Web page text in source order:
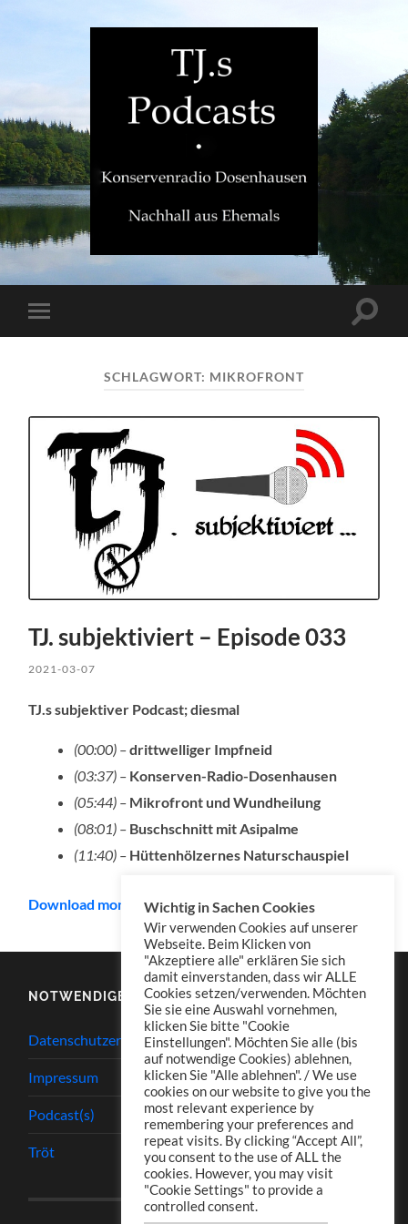
TJ.s
Mobile-
Menü
SCHLAGWORT: MIKROFRONT
TJ. subjektiviert – Episode 033
2021-03-07
TJ.s subjektiver Podcast; diesmal
(00:00) –drittwelliger Impfneid
(03:37) – Konserven-Radio-Dosenhausen
(05:44) – Mikrofront und Wundheilung
(08:01) – Buschschnitt mit Asipalme
(11:40) – Hüttenhölzernes Naturschauspiel
Download mono
NOTWENDIGES
Datenschutzerklärung
Impressum
Podcast(s)
Tröt
Wichtig in Sachen Cookies
Wir verwenden Cookies auf unserer
Webseite. Beim Klicken von
"Akzeptiere alle" erklären Sie sich
damit einverstanden, dass wir ALLE
Cookies setzen/verwenden. Möchten
Sie sie eine Auswahl vornehmen,
klicken Sie bitte "Cookie
Einstellungen". Möchten Sie alle (bis
auf notwendige Cookies) ablehnen,
klicken Sie "Alle ablehnen". / We use
cookies on our website to give you the
most relevant experience by
remembering your preferences and
repeat visits. By clicking “Accept All”,
you consent to the use of ALL the
cookies. However, you may visit
"Cookie Settings" to provide a
controlled consent.